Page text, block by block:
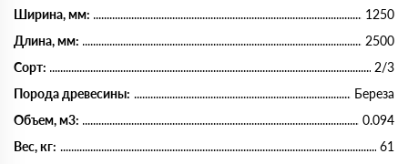
Ширина, мм:
1250
Длина, мм:
2500
Сорт:
2/3
Порода древесины:
Береза
Объем, м3:
0.094
Вес, кг:
61